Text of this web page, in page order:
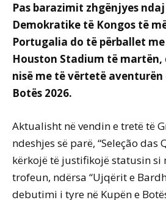
Pas barazimit zhgënjyes
Demokratike të Kongos të
Portugalia do të përballet
Houston Stadium të martën,
nisë me të vërtetë aventurën
Botës 2026.
Aktualisht në vendin e tretë të
ndeshjes së parë, “Seleção das
kërkojë të justifikojë statusin si
trofeun, ndërsa “Ujqërit e
debutimi i tyre në Kupën e